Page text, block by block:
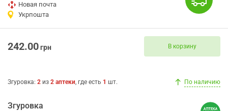
Новая почта
Укрпошта
242.00грн В корзину
Згуровка: 2 из 2 аптеки, где есть 1 шт. По наличию
Згуровка